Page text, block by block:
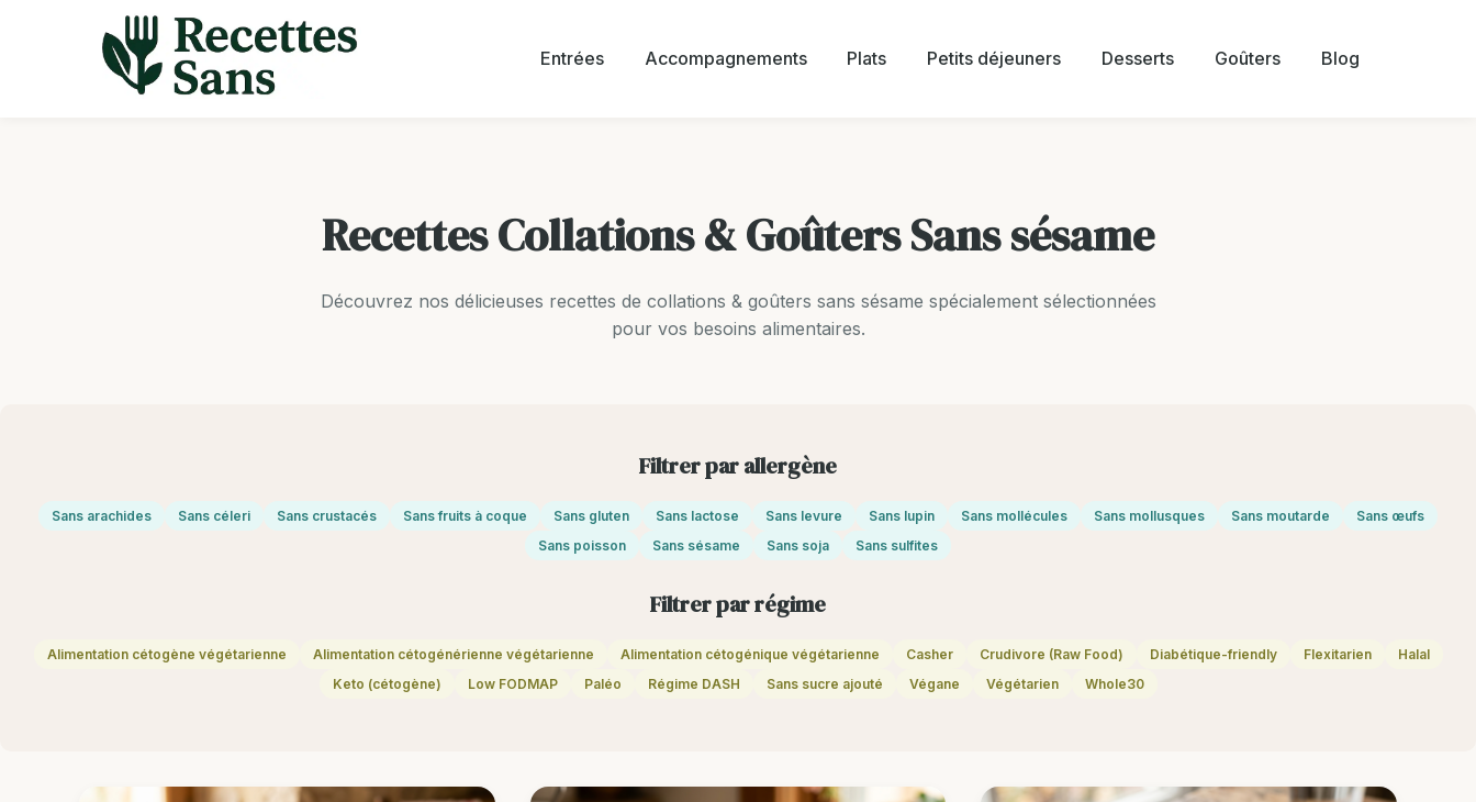
Entrées Accompagnements Plats Petits déjeuners Desserts Goûters Blog
Recettes Collations & Goûters Sans sésame
Découvrez nos délicieuses recettes de collations & goûters sans sésame spécialement sélectionnées
pour vos besoins alimentaires.
Filtrer par allergène
Sans arachides Sans céleri Sans crustacés Sans fruits à coque Sans gluten Sans lactose Sans levure Sans lupin Sans mollécules Sans mollusques Sans moutarde
Sans œufs
Sans poisson
Sans sésame Sans soja Sans sulfites
Filtrer par régime
Alimentation cétogène végétarienne Alimentation cétogénérienne végétarienne Alimentation cétogénique végétarienne Casher Crudivore (Raw Food) Diabétique-friendly Flexitarien
Halal
Keto (cétogène)
Low FODMAP Paléo Régime DASH Sans sucre ajouté Végane Végétarien Whole30